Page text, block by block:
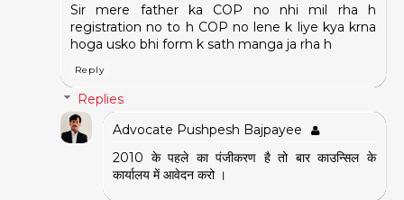
Sir mere father ka COP no nhi mil rha h
registration no to h COP no lene k liye kya krna
hoga usko bhi form k sath manga ja rha h
Reply
Replies
Advocate Pushpesh Bajpayee
2010 के पहले का पंजीकरण है तो बार काउन्सिल के
कार्यालय में आवेदन करो ।